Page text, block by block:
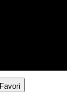
Favori